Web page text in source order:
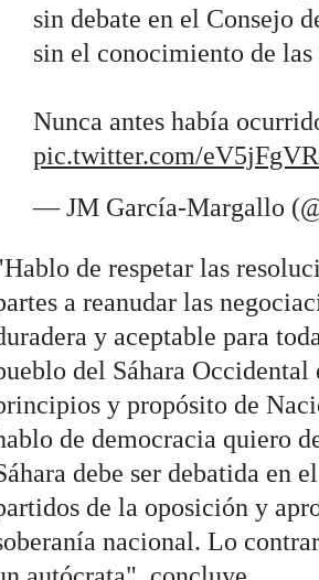
sin debate en el Consejo
sin el conocimiento de las
Nunca antes había
pic.twitter.com/
— JM García-Margallo
de respetar las
a reanudar las
y aceptable para
del Sáhara
y propósito de
de democracia quiero
debe ser debatida en
de la oposición y
nacional. Lo